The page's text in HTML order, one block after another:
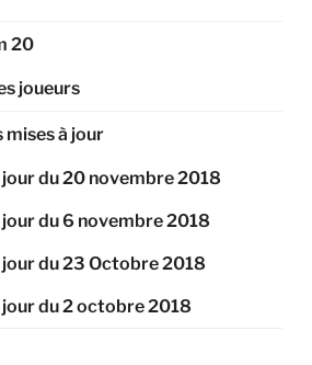
20
joueurs
mises à jour
jour du 20 novembre 2018
jour du 6 novembre 2018
jour du 23 Octobre 2018
jour du 2 octobre 2018